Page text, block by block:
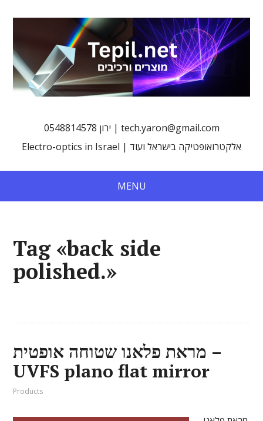
0548814578 ירון | tech.yaron@gmail.com
Electro-optics in Israel | אלקטרואופטיקה בישראל ועוד
MENU
Tag «back side
polished.»
מראת פלאנו שטוחה אופטית –
UVFS plano flat mirror
Products